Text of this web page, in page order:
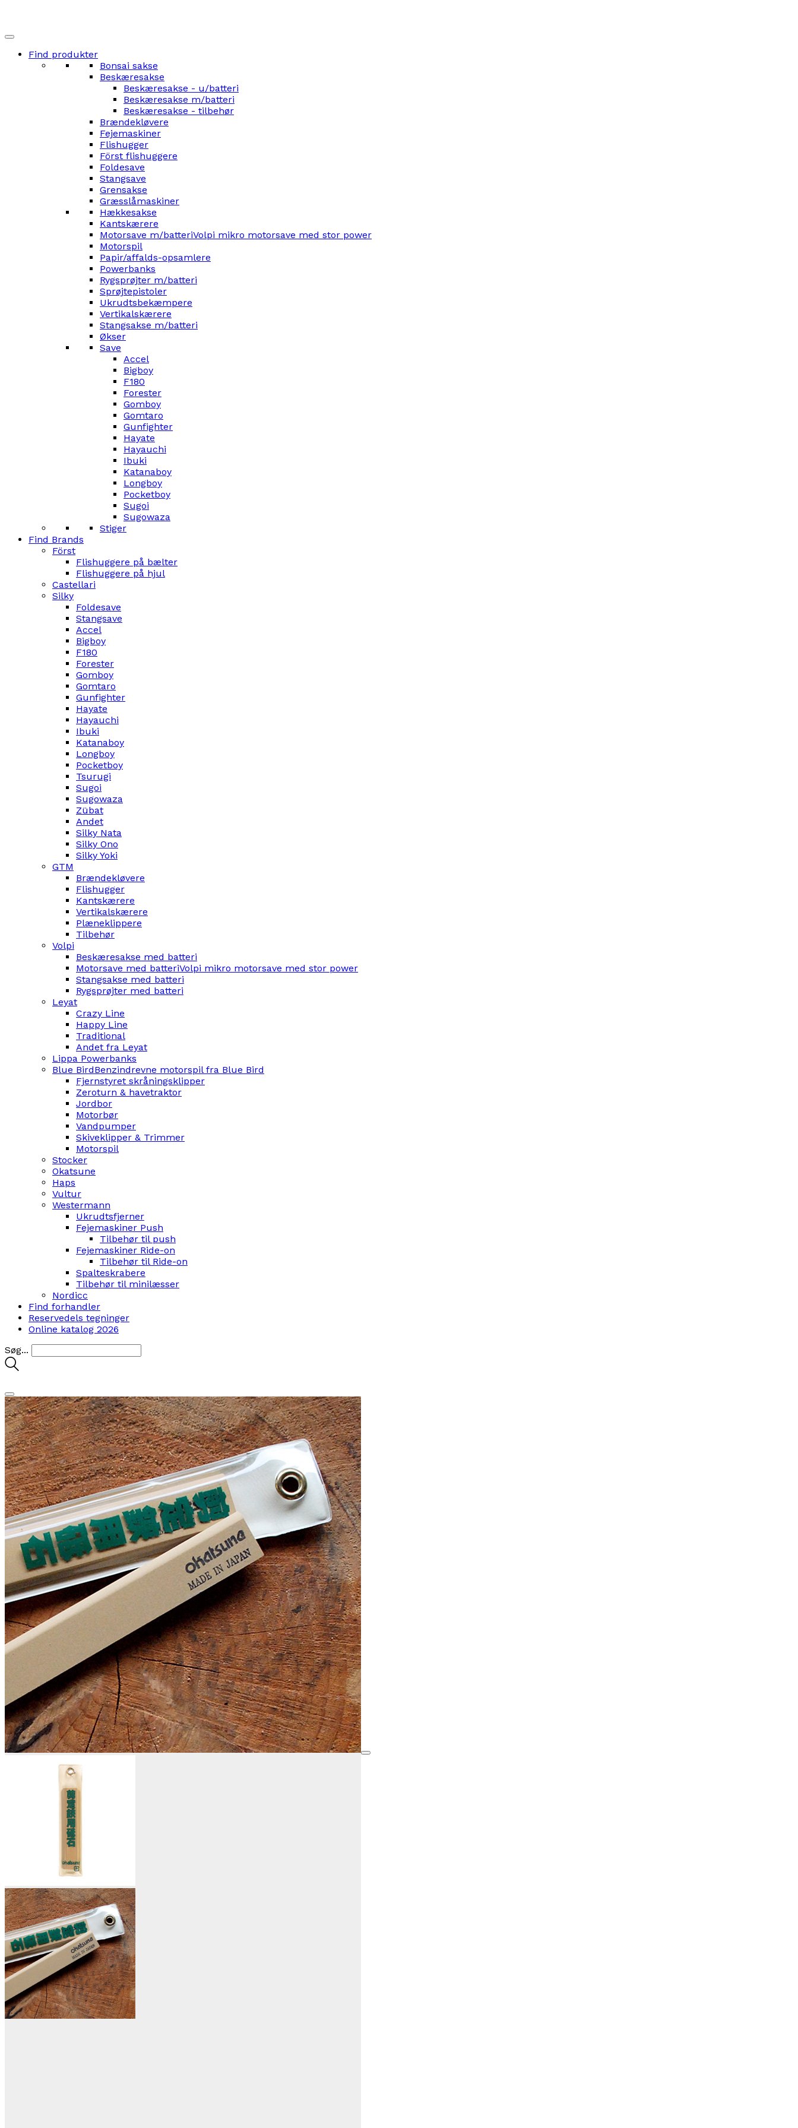
Find produkter
Bonsai sakse
Beskæresakse
Beskæresakse - u/batteri
Beskæresakse m/batteri
Beskæresakse - tilbehør
Brændekløvere
Fejemaskiner
Flishugger
Först flishuggere
Foldesave
Stangsave
Grensakse
Græsslåmaskiner
Hækkesakse
Kantskærere
Motorsave m/batteriVolpi mikro motorsave med stor power
Motorspil
Papir/affalds-opsamlere
Powerbanks
Rygsprøjter m/batteri
Sprøjtepistoler
Ukrudtsbekæmpere
Vertikalskærere
Stangsakse m/batteri
Økser
Save
Accel
Bigboy
F180
Forester
Gomboy
Gomtaro
Gunfighter
Hayate
Hayauchi
Ibuki
Katanaboy
Longboy
Pocketboy
Sugoi
Sugowaza
Stiger
Find Brands
Först
Flishuggere på bælter
Flishuggere på hjul
Castellari
Silky
Foldesave
Stangsave
Accel
Bigboy
F180
Forester
Gomboy
Gomtaro
Gunfighter
Hayate
Hayauchi
Ibuki
Katanaboy
Longboy
Pocketboy
Tsurugi
Sugoi
Sugowaza
Zübat
Andet
Silky Nata
Silky Ono
Silky Yoki
GTM
Brændekløvere
Flishugger
Kantskærere
Vertikalskærere
Plæneklippere
Tilbehør
Volpi
Beskæresakse med batteri
Motorsave med batteriVolpi mikro motorsave med stor power
Stangsakse med batteri
Rygsprøjter med batteri
Leyat
Crazy Line
Happy Line
Traditional
Andet fra Leyat
Lippa Powerbanks
Blue BirdBenzindrevne motorspil fra Blue Bird
Fjernstyret skråningsklipper
Zeroturn & havetraktor
Jordbor
Motorbør
Vandpumper
Skiveklipper & Trimmer
Motorspil
Stocker
Okatsune
Haps
Vultur
Westermann
Ukrudtsfjerner
Fejemaskiner Push
Tilbehør til push
Fejemaskiner Ride-on
Tilbehør til Ride-on
Spalteskrabere
Tilbehør til minilæsser
Nordicc
Find forhandler
Reservedels tegninger
Online katalog 2026
Søg...